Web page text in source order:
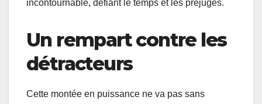
incontournable, défiant le temps et les préjugés.
Un rempart contre les
détracteurs
Cette montée en puissance ne va pas sans